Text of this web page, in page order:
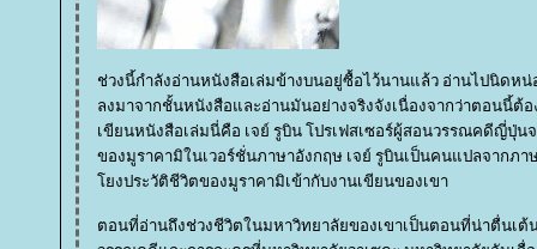
ช่วงนี้กำลังอ่านหนังสือเล่มข้างบนอยู่ซื้อไว้นานแล้ว อ่านไปนิดห
ลงมาจากชั้นหนังสือและอ่านมันอย่างจริงจังเนื่องจากว่าตอนนี้ต้อง
เขียนหนังสือเล่มนี่คือ เจย์ รูบิน โปรเฟสเซอร์ผู้สอนวรรณคดีญี่ปุ่นจากฮาร์วาร์ด น
ของมูราคามิในเวอร์ชั่นภาษาอังกฤษ เจย์ รูบินเป็นคนแปลจากภ
งประวัติชีวิตของมูราคามิเข้ากับงานเขียนของเขา
ตอนที่อ่านถึงช่วงชีวิตในมหาวิทยาลัยของเขาเป็นตอนที่น่าตื่นเต้